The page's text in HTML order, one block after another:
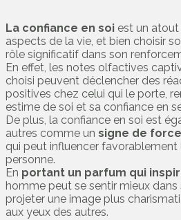
La confiance en soi est un
aspects de la vie, et bien choisir
rôle significatif dans son
En effet, les notes olfactives
choisi peuvent déclencher des
positives chez celui qui le porte,
estime de soi et sa confiance en
De plus, la confiance en soi est
autres comme un signe de force
qui peut influencer
personne.
En portant un parfum qui
homme peut se sentir mieux dans
projeter une image plus
aux yeux des autres.